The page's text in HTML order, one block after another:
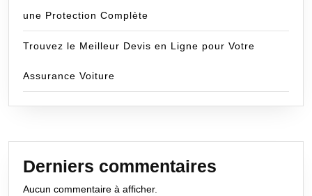
une Protection Complète
Trouvez le Meilleur Devis en Ligne pour Votre
Assurance Voiture
Derniers commentaires
Aucun commentaire à afficher.